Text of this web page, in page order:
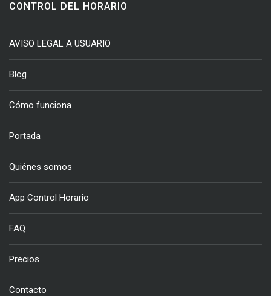
CONTROL DEL HORARIO
AVISO LEGAL A USUARIO
Blog
Cómo funciona
Portada
Quiénes somos
App Control Horario
FAQ
Precios
Contacto